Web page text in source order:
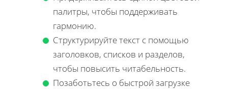
палитры, чтобы поддерживать
гармонию.
Структурируйте текст с помощью
заголовков, списков и разделов,
чтобы повысить читабельность.
Позаботьтесь о быстрой загрузке